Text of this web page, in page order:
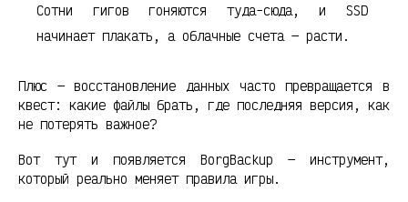
Сотни гигов гоняются туда-сюда, и SSD
начинает плакать, а облачные счета — расти.
Плюс — восстановление данных часто превращается в
квест: какие файлы брать, где последняя версия, как
не потерять важное?
Вот тут и появляется BorgBackup — инструмент,
который реально меняет правила игры.